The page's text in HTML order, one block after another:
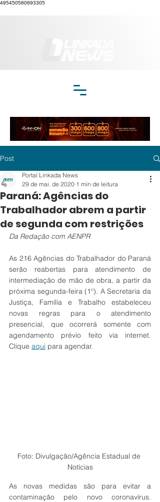
495450580893305
Post
Paraná: Agências do
Trabalhador abrem a partir
de segunda com restrições
Portal Linkada News
29 de mai. de 2020 1 min de leitura
Da Redação com AENPR
As 216 Agências do Trabalhador do Paraná
serão reabertas para atendimento de
intermediação de mão de obra, a partir da
próxima segunda-feira (1º). A Secretaria da
Justiça, Família e Trabalho estabeleceu
novas regras para o atendimento
presencial, que ocorrerá somente com
agendamento prévio feito via internet.
Clique aqui para agendar.
Foto: Divulgação/Agência Estadual de
Notícias
As novas medidas são para evitar a
contaminação pelo novo coronavírus.